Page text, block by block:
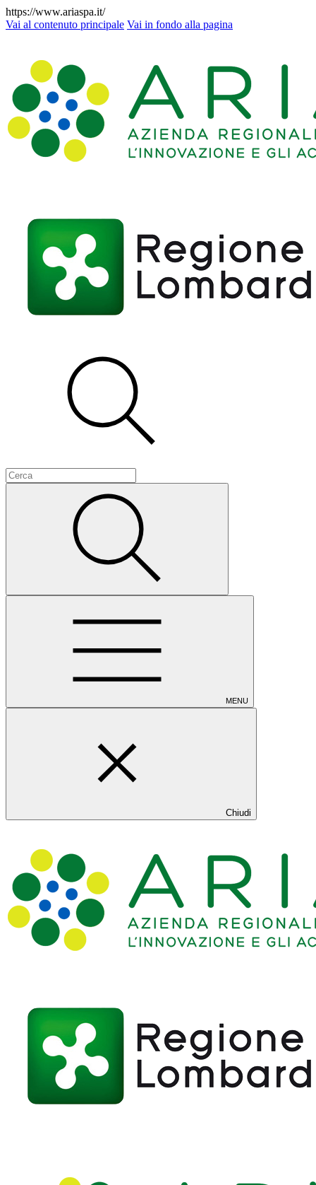
https://www.ariaspa.it/
Vai al contenuto principale Vai in fondo alla pagina
MENU
Chiudi